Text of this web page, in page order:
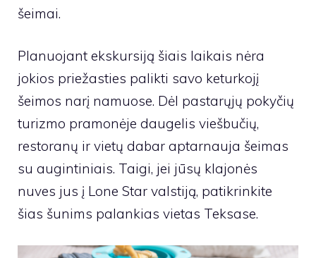
šeimai.
Planuojant ekskursiją šiais laikais nėra
jokios priežasties palikti savo keturkojį
šeimos narį namuose. Dėl pastarųjų pokyčių
turizmo pramonėje daugelis viešbučių,
restoranų ir vietų dabar aptarnauja šeimas
su augintiniais. Taigi, jei jūsų klajonės
nuves jus į Lone Star valstiją, patikrinkite
šias šunims palankias vietas Teksase.